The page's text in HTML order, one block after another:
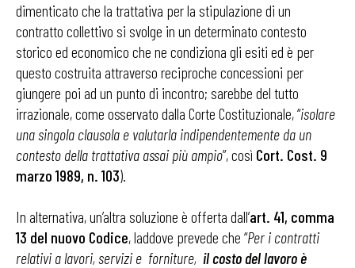
dimenticato che la trattativa per la stipulazione di un
contratto collettivo si svolge in un determinato contesto
storico ed economico che ne condiziona gli esiti ed è per
questo costruita attraverso reciproche concessioni per
giungere poi ad un punto di incontro; sarebbe del tutto
irrazionale, come osservato dalla Corte Costituzionale, “isolare
una singola clausola e valutarla indipendentemente da un
contesto della trattativa assai più ampio”, così Cort. Cost. 9
marzo 1989, n. 103).
In alternativa, un’altra soluzione è offerta dall’art. 41, comma
13 del nuovo Codice, laddove prevede che “Per i contratti
relativi a lavori, servizi e forniture, il costo del lavoro è